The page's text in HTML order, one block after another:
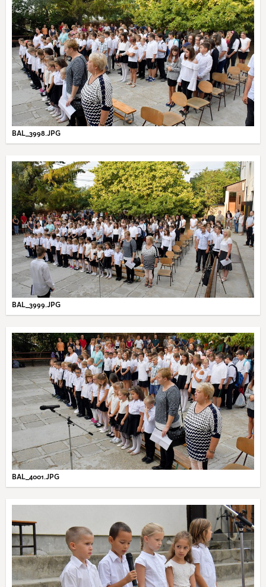
BAL_3998.JPG
BAL_3999.JPG
BAL_4001.JPG